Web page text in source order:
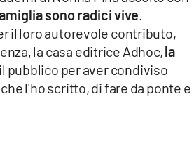
sono radici vive.
il loro autorevole contributo,
la casa editrice Adhoc,la
pubblico per aver condiviso
l'ho scritto, di fare da ponte e